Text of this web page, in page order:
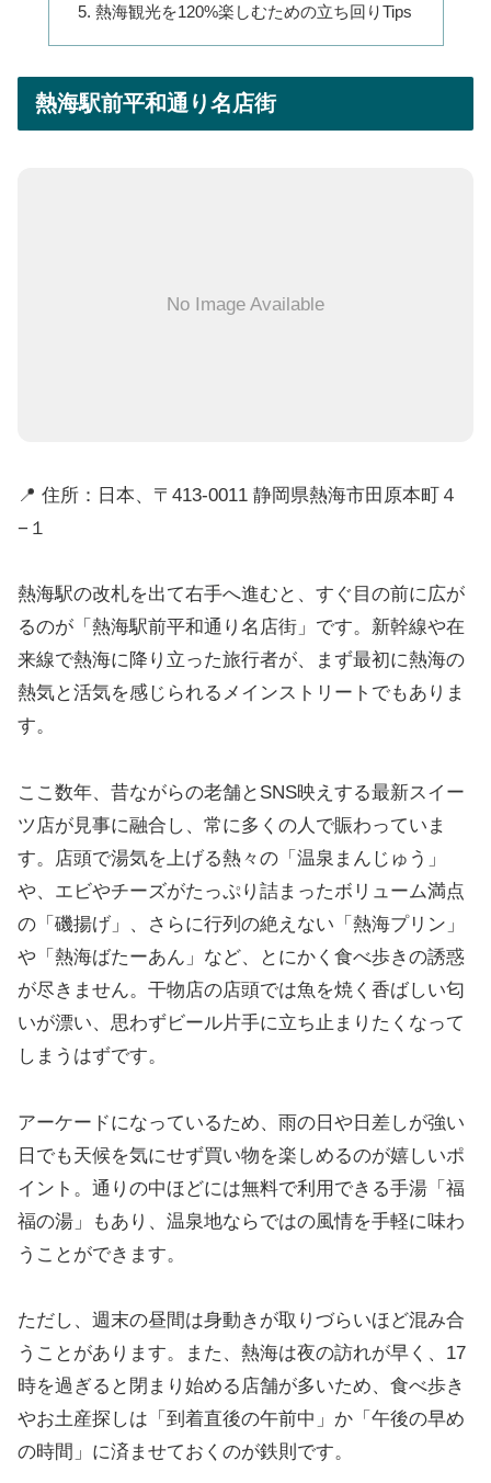
熱海観光を120%楽しむための立ち回りTips
熱海駅前平和通り名店街
No Image Available
📍 住所：日本、〒413-0011 静岡県熱海市田原本町４
−１
熱海駅の改札を出て右手へ進むと、すぐ目の前に広が
るのが「熱海駅前平和通り名店街」です。新幹線や在
来線で熱海に降り立った旅行者が、まず最初に熱海の
熱気と活気を感じられるメインストリートでもありま
す。
ここ数年、昔ながらの老舗とSNS映えする最新スイー
ツ店が見事に融合し、常に多くの人で賑わっていま
す。店頭で湯気を上げる熱々の「温泉まんじゅう」
や、エビやチーズがたっぷり詰まったボリューム満点
の「磯揚げ」、さらに行列の絶えない「熱海プリン」
や「熱海ばたーあん」など、とにかく食べ歩きの誘惑
が尽きません。干物店の店頭では魚を焼く香ばしい匂
いが漂い、思わずビール片手に立ち止まりたくなって
しまうはずです。
アーケードになっているため、雨の日や日差しが強い
日でも天候を気にせず買い物を楽しめるのが嬉しいポ
イント。通りの中ほどには無料で利用できる手湯「福
福の湯」もあり、温泉地ならではの風情を手軽に味わ
うことができます。
ただし、週末の昼間は身動きが取りづらいほど混み合
うことがあります。また、熱海は夜の訪れが早く、17
時を過ぎると閉まり始める店舗が多いため、食べ歩き
やお土産探しは「到着直後の午前中」か「午後の早め
の時間」に済ませておくのが鉄則です。